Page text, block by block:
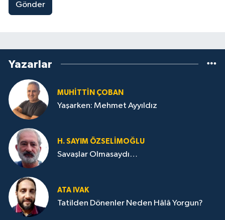
Gönder
Yazarlar
MUHITTIN ÇOBAN
Yaşarken: Mehmet Ayyıldız
H. SAYIM ÖZSELİMOĞLU
Savaşlar Olmasaydı…
ATA IVAK
Tatilden Dönenler Neden Hâlâ Yorgun?